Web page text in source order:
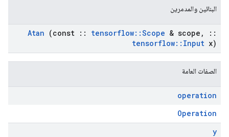
البنائين والمدمرين
Atan (const :: tensorflow::Scope & scope ,
::
tensorflow:: Input x)
الصفات العامة
operation
Operation
y